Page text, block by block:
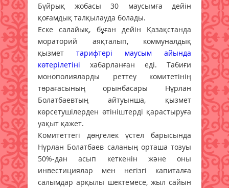
Бұйрық жобасы 30 маусымға дейін
қоғамдық талқылауда болады.
Еске салайық, бұған дейін Қазақстанда
мораторий аяқталып, коммуналдық
қызмет тарифтері маусым айында
көтерілетіні хабарланған еді. Табиғи
монополияларды реттеу комитетінің
төрағасының орынбасары Нұрлан
Болатбаевтың айтуынша, қызмет
көрсетушілерден өтініштерді қарастыруға
уақыт қажет.
Комитеттегі дөңгелек үстел барысында
Нұрлан Болатбаев саланың орташа тозуы
50%-дан асып кеткенін және оны
инвестициялар мен негізгі капиталға
салымдар арқылы шектемесе, жыл сайын